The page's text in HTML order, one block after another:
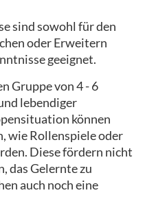
sind sowohl für den
oder Erweitern
geeignet.
Gruppe von 4 - 6
lebendiger
können
wie Rollenspiele oder
Diese fördern nicht
das Gelernte zu
auch noch eine